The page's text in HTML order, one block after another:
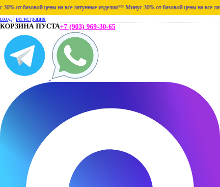
цены на все латунные изделия!!! Минус 30% от базовой цены на все латунные
вход регистрация
КОРЗИНА ПУСТА+7 (903) 969-30-65